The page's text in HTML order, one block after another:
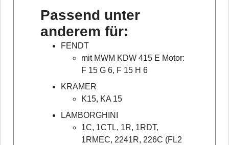
Passend unter
anderem für:
FENDT
mit MWM KDW 415 E Motor:
F 15 G 6, F 15 H 6
KRAMER
K15, KA 15
LAMBORGHINI
1C, 1CTL, 1R, 1RDT,
1RMEC, 2241R, 226C (FL2